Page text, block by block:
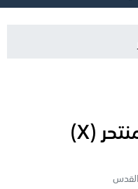
السجين الأمني المنتحر (X)